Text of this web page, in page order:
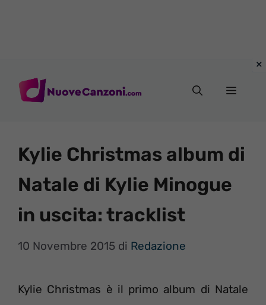
Menu
Kylie Christmas album di
Natale di Kylie Minogue
in uscita: tracklist
10 Novembre 2015 di Redazione
Kylie Christmas è il primo album di Natale